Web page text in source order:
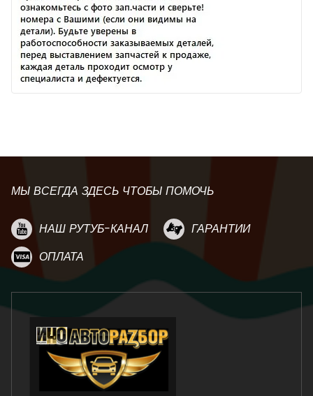
МЫ ВСЕГДА ЗДЕСЬ ЧТОБЫ ПОМОЧЬ
НАШ РУТУБ-КАНАЛ
ГАРАНТИИ
ОПЛАТА